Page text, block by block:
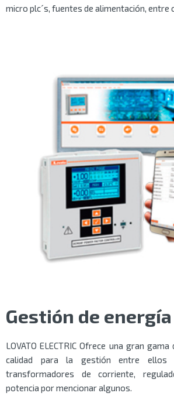
micro plc´s, fuentes de alimentación, entre
Gestión de energía
LOVATO ELECTRIC Ofrece una gran
calidad para la gestión entre ellos
transformadores de corriente,
potencia por mencionar algunos.